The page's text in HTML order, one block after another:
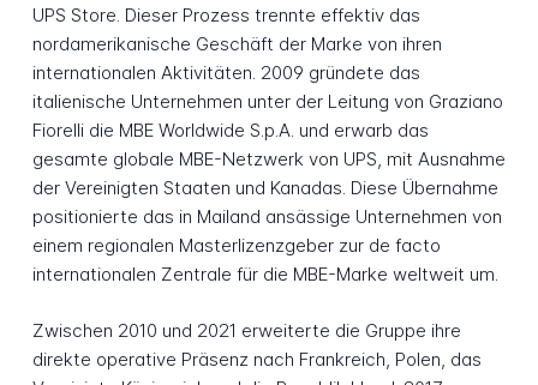
UPS Store. Dieser Prozess trennte effektiv das
nordamerikanische Geschäft der Marke von ihren
internationalen Aktivitäten. 2009 gründete das
italienische Unternehmen unter der Leitung von Graziano
Fiorelli die MBE Worldwide S.p.A. und erwarb das
gesamte globale MBE-Netzwerk von UPS, mit Ausnahme
der Vereinigten Staaten und Kanadas. Diese Übernahme
positionierte das in Mailand ansässige Unternehmen von
einem regionalen Masterlizenzgeber zur de facto
internationalen Zentrale für die MBE-Marke weltweit um.
Zwischen 2010 und 2021 erweiterte die Gruppe ihre
direkte operative Präsenz nach Frankreich, Polen, das